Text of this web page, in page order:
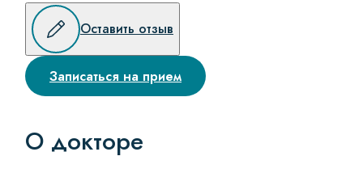
Записаться на прием
Оставить отзыв
О докторе